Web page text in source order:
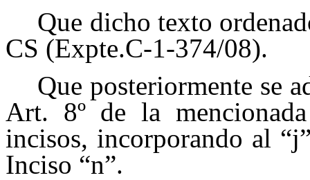
Que dicho texto
CS (Expte.C-1-374/08).
Que posteriormente se
Art. 8º de la
incisos, incorporando al
Inciso “n”.